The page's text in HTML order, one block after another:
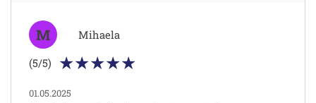
M
Mihaela
(5/5)
01.05.2025